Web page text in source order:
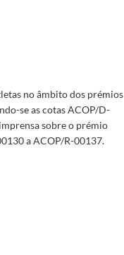
no âmbito dos prémios
se as cotas ACOP/D-
sobre o prémio
a ACOP/R-00137.